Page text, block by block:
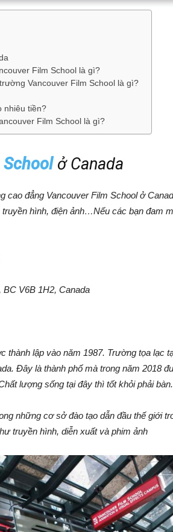
Film School là gì?
Vancouver Film School là gì?
nhiêu tiền?
Film School là gì?
Schoolở Canada
cao đẳng Vancouver Film School ở
hình, điện ảnh…Nếu các bạn đam
V6B 1H2, Canada
thành lập vào năm 1987. Trường tọa lạc
Đây là thành phố mà trong năm 2018
lượng sống tại đây thì tốt khỏi phải bàn.
những cơ sở đào tạo dẫn đầu thế giới
truyền hình, diễn xuất và phim ảnh